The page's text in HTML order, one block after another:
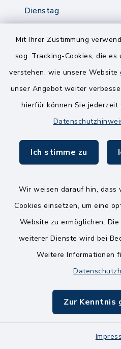
Mit Ihrer Zustimmung
sog. Tracking-Cookies, die
verstehen, wie unsere
unser Angebot weiter
hierfür können Sie jederzeit
Ich stimme zu
Wir weisen darauf hin, dass
Cookies einsetzen, um eine
Website zu ermöglichen.
weiterer Dienste wird bei
Weitere Informationen
Zur Kenntnis
Dienstag
8.00-12.00 Uhr
14.00-18.00 Uhr
Mittwoch
Freitag
8.00-11.00 Uhr